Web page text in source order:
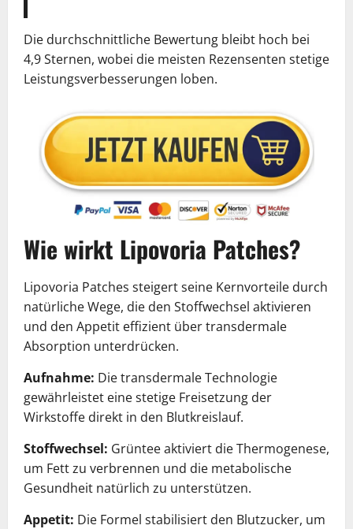
Die durchschnittliche Bewertung bleibt hoch bei
4,9 Sternen, wobei die meisten Rezensenten stetige
Leistungsverbesserungen loben.
Wie wirkt Lipovoria Patches?
Lipovoria Patches steigert seine Kernvorteile durch
natürliche Wege, die den Stoffwechsel aktivieren
und den Appetit effizient über transdermale
Absorption unterdrücken.
Aufnahme: Die transdermale Technologie
gewährleistet eine stetige Freisetzung der
Wirkstoffe direkt in den Blutkreislauf.
Stoffwechsel: Grüntee aktiviert die Thermogenese,
um Fett zu verbrennen und die metabolische
Gesundheit natürlich zu unterstützen.
Appetit: Die Formel stabilisiert den Blutzucker, um